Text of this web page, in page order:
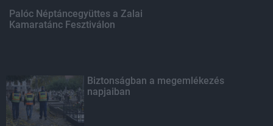
Palóc Néptáncegyüttes a Zalai
Kamaratánc Fesztiválon
Biztonságban a megemlékezés
napjaiban